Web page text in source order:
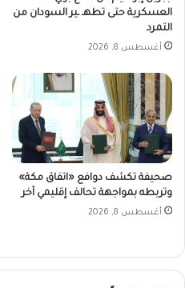
العسكرية حتى تطهـ ـير السودان من
التمرد
أغسطس 8, 2026
صحيفة تكشف دوافع «اتفاق مكة»
وتربطه بمواجهة تحالف إقليمي آخر
أغسطس 8, 2026